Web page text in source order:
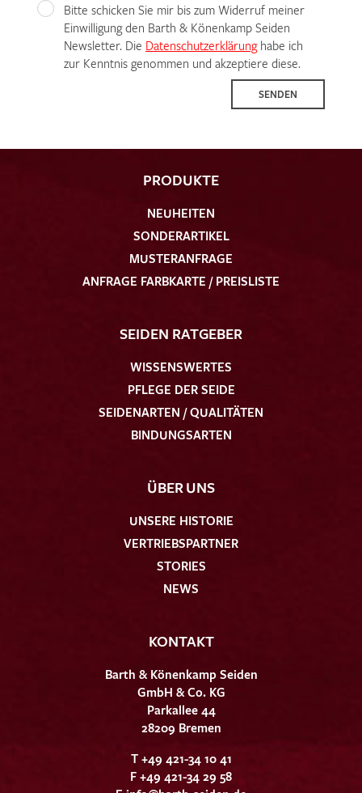
Bitte schicken Sie mir bis zum Widerruf meiner
Einwilligung den Barth & Könenkamp Seiden
Newsletter. Die Datenschutzerklärunghabe ich
zur Kenntnis genommen und akzeptiere diese.
SENDEN
PRODUKTE
NEUHEITEN
SONDERARTIKEL
MUSTERANFRAGE
ANFRAGE FARBKARTE / PREISLISTE
SEIDEN RATGEBER
WISSENSWERTES
PFLEGE DER SEIDE
SEIDENARTEN / QUALITÄTEN
BINDUNGSARTEN
ÜBER UNS
UNSERE HISTORIE
VERTRIEBSPARTNER
STORIES
NEWS
KONTAKT
Barth & Könenkamp Seiden
GmbH & Co. KG
Parkallee 44
28209 Bremen
T +49 421-34 10 41
F +49 421-34 29 58